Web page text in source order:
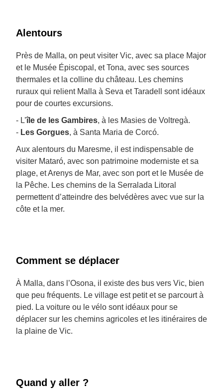
Alentours
Près de Malla, on peut visiter Vic, avec sa place Major
et le Musée Épiscopal, et Tona, avec ses sources
thermales et la colline du château. Les chemins
ruraux qui relient Malla à Seva et Taradell sont idéaux
pour de courtes excursions.
- L’île de les Gambires, à les Masies de Voltregà.
- Les Gorgues, à Santa Maria de Corcó.
Aux alentours du Maresme, il est indispensable de
visiter Mataró, avec son patrimoine moderniste et sa
plage, et Arenys de Mar, avec son port et le Musée de
la Pêche. Les chemins de la Serralada Litoral
permettent d’atteindre des belvédères avec vue sur la
côte et la mer.
Comment se déplacer
À Malla, dans l’Osona, il existe des bus vers Vic, bien
que peu fréquents. Le village est petit et se parcourt à
pied. La voiture ou le vélo sont idéaux pour se
déplacer sur les chemins agricoles et les itinéraires de
la plaine de Vic.
Quand y aller ?